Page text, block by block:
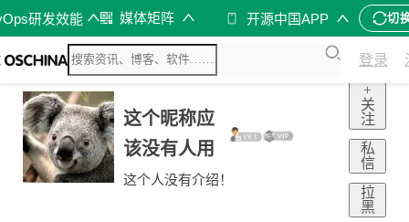
研发效能 媒体矩阵 开源中国APP 切
登录
这个昵称应
该没有人用
这个人没有介绍！
+
关
注
私
信
拉
黑